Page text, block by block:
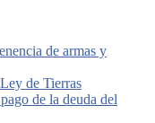
de armas y
de Tierras
de la deuda del